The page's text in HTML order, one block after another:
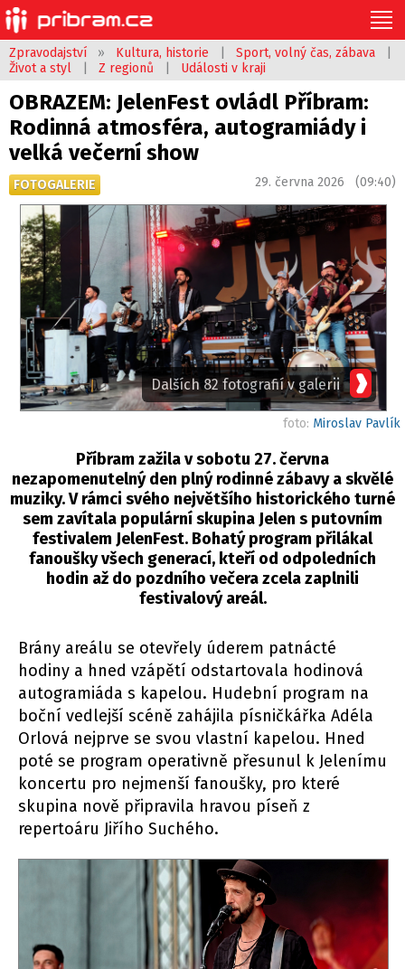
Zpravodajství » Kultura, historie Sport, volný čas, zábava
Život a styl
Z regionů Události v kraji
OBRAZEM: JelenFest ovládl Příbram:
Rodinná atmosféra, autogramiády i
velká večerní show
FOTOGALERIE 29. června 2026 (09:40)
Dalších 82 fotografií v galerii
foto: Miroslav Pavlík
Příbram zažila v sobotu 27. června
nezapomenutelný den plný rodinné zábavy a skvělé
muziky. V rámci svého největšího historického turné
sem zavítala populární skupina Jelen s putovním
festivalem JelenFest. Bohatý program přilákal
fanoušky všech generací, kteří od odpoledních
hodin až do pozdního večera zcela zaplnili
festivalový areál.
Brány areálu se otevřely úderem patnácté
hodiny a hned vzápětí odstartovala hodinová
autogramiáda s kapelou. Hudební program na
boční vedlejší scéně zahájila písničkářka Adéla
Orlová nejprve se svou vlastní kapelou. Hned
poté se program operativně přesunul k Jelenímu
koncertu pro nejmenší fanoušky, pro které
skupina nově připravila hravou píseň z
repertoáru Jiřího Suchého.